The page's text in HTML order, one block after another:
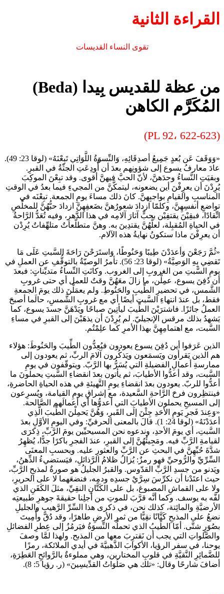
القراءة الثانية
تقوى النساء القديسات
من عظة للقديس بِيدا (Beda)
المُكَرَّم الكاهن
(PL 92، 622-623)
«وَوَقَفَ عَن بُعدٍ جَمِيعُ أصدِقَائِهِ، وَالنِّسوَةُ اللَّوَاتِي تَبِعْنَهُ» (لوقا 23: 49).
عادَ معارفُ يسوع إلى شؤونِهم بعدَ أن أُودِعَتِ الجثّةُ في القبرِ.
وبقيَتِ النَّساءُ وحدَهنَّ، لأنّ الحبَّ فيهنَّ أقوى. وقد تبِعْنَ الموكِبَ
يُرِدْنَ أن يعرِفْنَ أين يضعونه، ليتمكَّنَّ من المجيءِ فيما بعدُ في الوقتِ
المناسبِ والقيامِ بواجبِهنَّ. كانَ ذلك مساءَ يومِ الجمعة. تبِعْنَه في
تواضعِ أنفسِهِنَّ، وكلمّا ازدادَ شعورُهنَّ بضَعفِهِنَّ ازدادَ حبُّهُنَّ للمخلِّصِ
اتِّقادًا، فبقِيْنَ يقتفِيْن بحبٍّ آثارَ آلامِه في هذا الدَّهرِ، وفيه تُعَدُّ الرَّاحةُ
في الحياةِ المُقبِلة، لعلَّهُنَّ يقتدِينَ به. وهنَّ متطلّعاتٌ متلهِّفاتٌ يُرِدْن
أن يعرِفْنَ ماذا ستكونُ نهايةُ هذه الآلام.
«ثُمَّ رَجَعْنَ وَأعدَدْنَ طِيبًا وَحَنُوطًا، وَاستَرَحْنَ رَاحَةَ السَّبتِ عَلَى مَا
تَقضِي بِهِ الوَصِيَّةُ» (لوقا 23: 56). تأمرُ الوصيّةُ بالتوقُّفِ عن العملِ في
يومِ السَّبتِ من الغروبِ إلى الغروب. وكانَتِ النِّساءُ متديِّناتٍ: فبعدَ
أن دُفِنَ يسوع، عمِلْن، ما زالَ معَهُنَّ وقتٌ للعمل أي حتى غروبِ
الشَّمس، في تحضيرِ الطِّيبِ والحَنُوطِ. ولم يعمَلْنَ ذلك يومَ الجمعةِ
فقط، بل عندَ انتهاءِ السَّبتِ أيضًا أي مع غروبِ الشَّمسِ، حالَما أصبحَ
العملُ جائزًا. فاشترَيْنَ الطِّيبَ ليأتِينَ صباحًا ويَدْهَنَّ جسدَ يسوع، كما
يَشهدُ بذلك مرقس الإنجيليّ. لم يُرِدْنَ أن يذهَبْنَ إلى القبرِ في مساءِ
السَّبت، مع اهتمامِهِنَّ بهذا الأمرِ كما علِمْتُم.
الذين عَرَفوا أين دُفِنَ يسوع يعودون فيُعِدُّون الطِّيبَ والحَنُوطَ: هؤلاء
هم الذين يَقرأون ويَسمَعون ويَذكُرون آلامَ الربِّ، ثم يعودون إلى
ممارسةِ أعمالِ الفضيلةِ التي يُسَرُّ بها الرَّبّ. ويتوقّفون في يومِ
السَّبت، وقد أعدُّوا الأطيابَ، ثم يأتون بعدَ انقضاءِ السَّبتِ يحملونَ ما
أعدُّوا للربّ. يعودون بعدَ انقضاءِ يومِ التَّهيئةِ في هذه الحياةِ الحاضرةِ،
فينتظِرون فرحَ الرَّاحةِ السَّعيدة، مع إشراقِ يومِ القيامة، ويُسرِعون
إلى المسيحِ يحملون الأطيابَ التي أعدوُّها أي أعمالَهم الصَّالحة.
«وَعِندَ فَجرِ يَومِ الأحَدِ جِئْنَ إلَى القَبرِ، وَهُنَّ يَحمِلْنَ الطِّيبَ الَّذِي
أعدَدْنَهُ» (لوقا 24: 1). قالَ بالمعنى الحرفيِّ: وفي اليومِ الأوَّلِ بعدَ
السَّبتِ، أي يومَ الأحدِ، وندعوه نحن المسيحيِّين يومَ الرَّبِّ، ذِكرَى
لقيامةِ الرَّبِّ فيه. ومَجِيئُهُنَّ إلى القبرِ، عندَ الفجرِ باكرًا جدًّا، يُظهِرُ
شدَّةَ حُبِّهِنَّ في البحثِ عن الرَّبِّ والعثورِ عليه. وبحسبِ المعنَى
السِّرِّيِّ والرُّوحيِّ فهو رمزٌ: يُزالُ ظلامُ الرَّذائلِ، فيَستضيءُ الذِّهنُ،
ويَدنو من جسدِ الرَّبِّ القدّوس. والقبرُ الجليلُ هو صورةٌ لمذبحِ الرَّبِّ،
حيث اعتَدْنا أن نكرِّسَ سِرَّيْ جسدِه ودمِه، فنضعَهما لا على الحريرِ،
ولا على القماشِ المصبوغ، بل على الكَتَّانِ النقِيِّ، مثلَ الكَفَنِ الذي
لفَّه به يوسف. وكما أنَّه قرَّبَ للموتِ من أجلِنا حقيقةَ جوهرِ طبيعتِه
الأرضيَّةِ والمائِتة، كذلك نحن، في ذكرى هذا السِّرِّ الرَّهيبِ والجليلِ
نضعُ على المذبحِ كَتَّانًا نقِيًّا من ثمرِ الأرضِ طاهرًا، وقد دُقَّ وأُمِيتَ
بصُوَرٍ شتَّى. أمّا الطِّيبُ الذي تحملُه النِّسوَةُ فيَرمُزُ إلى عِطرِ الفضائلِ
والصَّلواتِ التي يجب أن نَقترِبَ معها من المذبح. ولهذا لمَّا وصفَ
يوحنا، في سفر الرؤيا، الأكوابَ الذَّهبيَّةَ في أيدي الملائكة، رمزًا
للضَّمائِرِ النَّقيَّةِ في قلوبِ المختارين، وهي مملوءةٌ بالرَّوائحِ العَطِرَةِ،
أضافَ شارحًا وقال: «تلك هي صَلَوَاتُ القدِّيسِينَ» (ر. رؤيا 5: 8).